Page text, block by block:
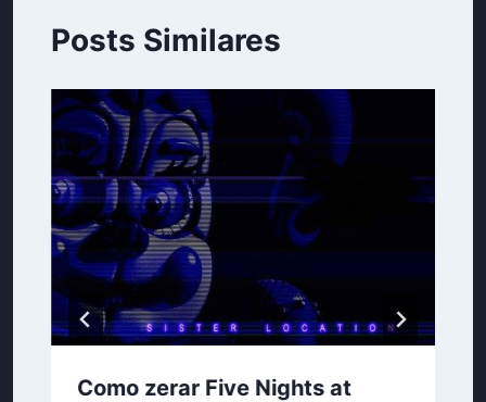
Posts Similares
Como zerar Five Nights at